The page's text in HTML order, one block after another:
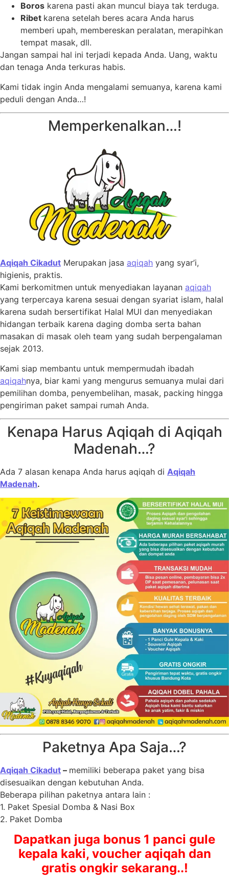
Boros karena pasti akan muncul biaya tak terduga.
Ribet karena setelah beres acara Anda harus
memberi upah, membereskan peralatan, merapihkan
tempat masak, dll.
Jangan sampai hal ini terjadi kepada Anda. Uang, waktu
dan tenaga Anda terkuras habis.
Kami tidak ingin Anda mengalami semuanya, karena kami
peduli dengan Anda…!
Memperkenalkan…!
Aqiqah Cikadut Merupakan jasa aqiqah yang syar’i,
higienis, praktis.
Kami berkomitmen untuk menyediakan layanan aqiqah
yang terpercaya karena sesuai dengan syariat islam, halal
karena sudah bersertifikat Halal MUI dan menyediakan
hidangan terbaik karena daging domba serta bahan
masakan di masak oleh team yang sudah berpengalaman
sejak 2013.
Kami siap membantu untuk mempermudah ibadah
aqiqahnya, biar kami yang mengurus semuanya mulai dari
pemilihan domba, penyembelihan, masak, packing hingga
pengiriman paket sampai rumah Anda.
Kenapa Harus Aqiqah di Aqiqah
Madenah…?
Ada 7 alasan kenapa Anda harus aqiqah di Aqiqah
Madenah.
Paketnya Apa Saja…?
Aqiqah Cikadut – memiliki beberapa paket yang bisa
disesuaikan dengan kebutuhan Anda.
Beberapa pilihan paketnya antara lain :
1. Paket Spesial Domba & Nasi Box
2. Paket Domba
Dapatkan juga bonus 1 panci gule
kepala kaki, voucher aqiqah dan
gratis ongkir sekarang..!